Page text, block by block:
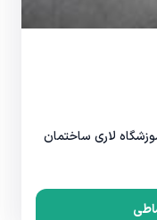
رو اموزشگاه لاری ساختمان